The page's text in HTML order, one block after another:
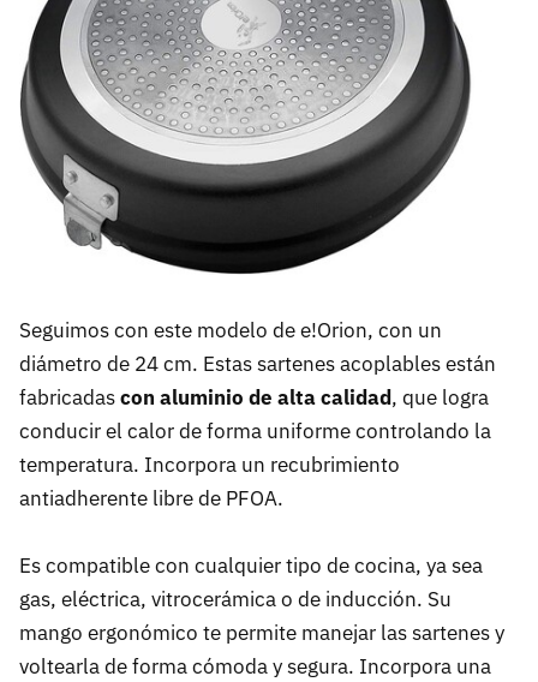
Seguimos con este modelo de e!Orion, con un
diámetro de 24 cm. Estas sartenes acoplables están
fabricadascon aluminio de alta calidad, que logra
conducir el calor de forma uniforme controlando la
temperatura. Incorpora un recubrimiento
antiadherente libre de PFOA.
Es compatible con cualquier tipo de cocina, ya sea
gas, eléctrica, vitrocerámica o de inducción. Su
mango ergonómico te permite manejar las sartenes y
voltearla de forma cómoda y segura. Incorpora una